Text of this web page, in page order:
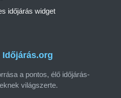
Időjárás.org
a pontos, élő időjárás-
világszerte.
időjárás widget